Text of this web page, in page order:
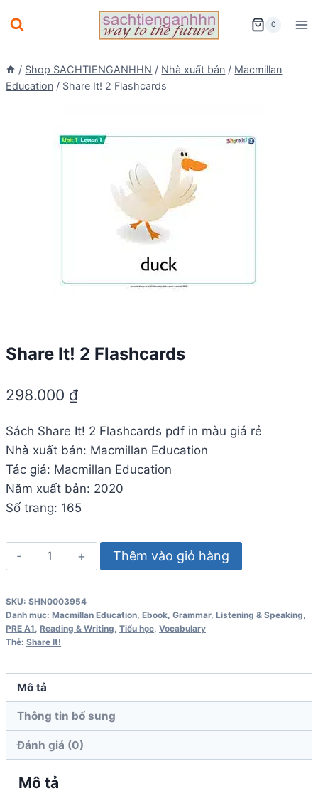
to
0
/ Shop SACHTIENGANHHN / Nhà xuất bản / Macmillan
Education / Share It! 2 Flashcards
Share It! 2 Flashcards
298.000 ₫
Sách Share It! 2 Flashcards pdf in màu giá rẻ
Nhà xuất bản: Macmillan Education
Tác giả: Macmillan Education
Năm xuất bản: 2020
Số trang: 165
Share
It!
Flashcards
số
lượng
Thêm vào giỏ hàng
SKU: SHN0003954
Danh mục: Macmillan Education Ebook Grammar, Listening & Speaking
PRE A1 Reading & Writing Tiểu học Vocabulary
Thẻ: Share It!
Mô tả
Thông tin bổ sung
Đánh giá (0)
Mô tả